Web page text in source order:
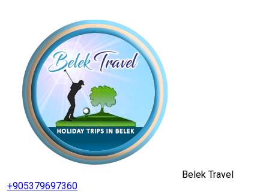
Belek Travel
+905379697360